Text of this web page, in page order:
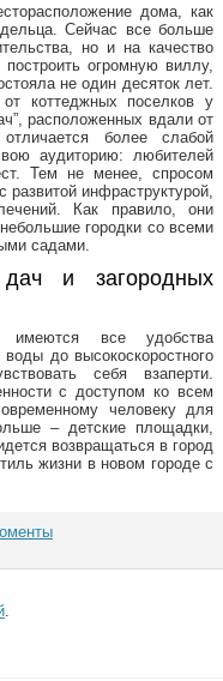
дома, как
Сейчас все больше
но и на качество
огромную виллу,
не один десяток лет.
коттеджных поселков у
расположенных вдали от
более слабой
аудиторию: любителей
Тем не менее, спросом
инфраструктурой,
Как правило, они
городки со всеми
садами.
дач и загородных
имеются все удобства
до высокоскоростного
себя взаперти.
с доступом ко всем
человеку для
– детские площадки,
возвращаться в город
жизни в новом городе с